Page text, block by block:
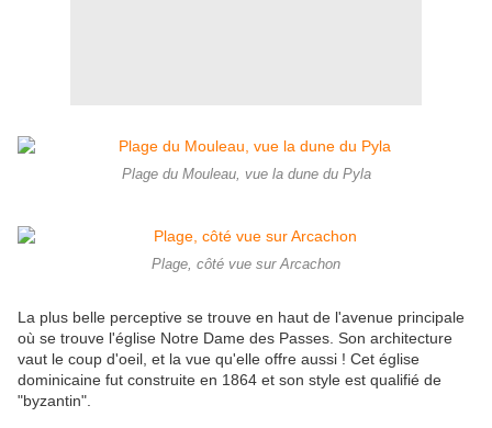
Plage du Mouleau, vue la dune du Pyla
Plage, côté vue sur Arcachon
La plus belle perceptive se trouve en haut de l'avenue principale
où se trouve l'église Notre Dame des Passes. Son architecture
vaut le coup d'oeil, et la vue qu'elle offre aussi ! Cet église
dominicaine fut construite en 1864 et son style est qualifié de
"byzantin".